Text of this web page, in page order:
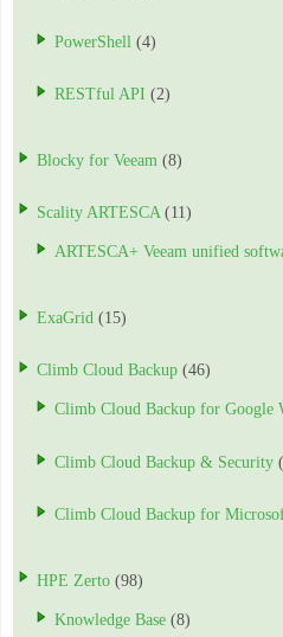
PowerShell (4)
RESTful API (2)
Blocky for Veeam (8)
Scality ARTESCA (11)
ARTESCA+ Veeam unified
ExaGrid (15)
Climb Cloud Backup (46)
Climb Cloud Backup for Google
Climb Cloud Backup & Security
Climb Cloud Backup for
HPE Zerto (98)
Knowledge Base (8)